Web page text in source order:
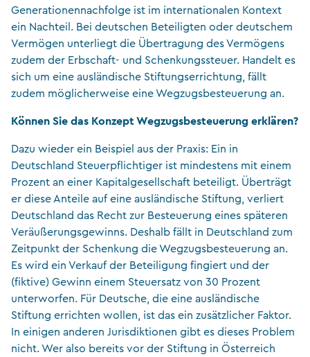
Generationennachfolge ist im internationalen Kontext
ein Nachteil. Bei deutschen Beteiligten oder deutschem
Vermögen unterliegt die Übertragung des Vermögens
zudem der Erbschaft- und Schenkungssteuer. Handelt es
sich um eine ausländische Stiftungserrichtung, fällt
zudem möglicherweise eine Wegzugsbesteuerung an.
Können Sie das Konzept Wegzugsbesteuerung erklären?
Dazu wieder ein Beispiel aus der Praxis: Ein in
Deutschland Steuerpflichtiger ist mindestens mit einem
Prozent an einer Kapitalgesellschaft beteiligt. Überträgt
er diese Anteile auf eine ausländische Stiftung, verliert
Deutschland das Recht zur Besteuerung eines späteren
Veräußerungsgewinns. Deshalb fällt in Deutschland zum
Zeitpunkt der Schenkung die Wegzugsbesteuerung an.
Es wird ein Verkauf der Beteiligung fingiert und der
(fiktive) Gewinn einem Steuersatz von 30 Prozent
unterworfen. Für Deutsche, die eine ausländische
Stiftung errichten wollen, ist das ein zusätzlicher Faktor.
In einigen anderen Jurisdiktionen gibt es dieses Problem
nicht. Wer also bereits vor der Stiftung in Österreich